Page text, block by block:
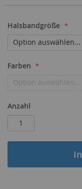
Halsbandgröße
Farben
Anzahl